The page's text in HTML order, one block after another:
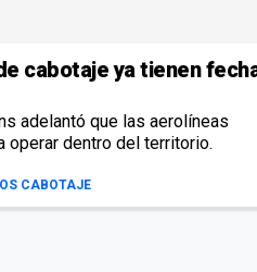
cabotaje ya tienen
adelantó que las aerolíneas
operar dentro del territorio.
CABOTAJE